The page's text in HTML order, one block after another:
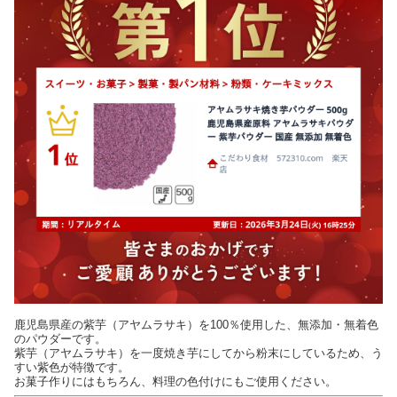
鹿児島県産の紫芋（アヤムラサキ）を100％使用した、無添加・無着色
のパウダーです。
紫芋（アヤムラサキ）を一度焼き芋にしてから粉末にしているため、う
すい紫色が特徴です。
お菓子作りにはもちろん、料理の色付けにもご使用ください。